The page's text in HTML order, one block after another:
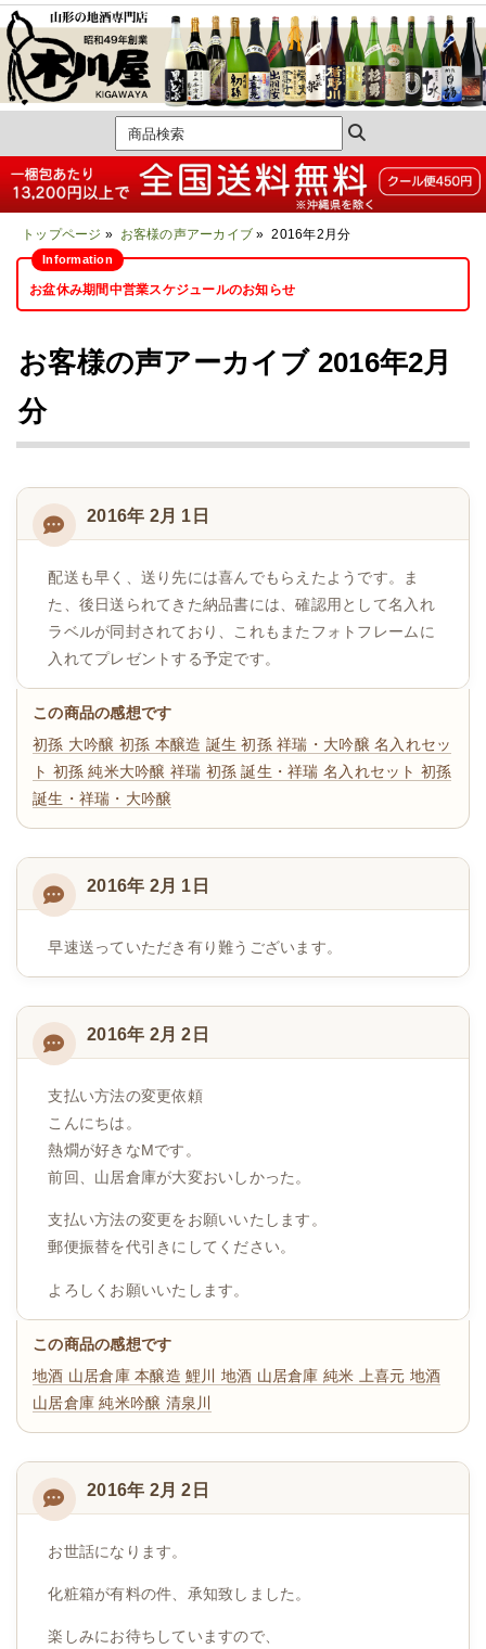
トップページ » お客様の声アーカイブ » 2016年2月分
お盆休み期間中営業スケジュールのお知らせ
お客様の声アーカイブ 2016年2月
分
2016年 2月 1日
配送も早く、送り先には喜んでもらえたようです。ま
た、後日送られてきた納品書には、確認用として名入れ
ラベルが同封されており、これもまたフォトフレームに
入れてプレゼントする予定です。
この商品の感想です
初孫 大吟醸 初孫 本醸造 誕生初孫 祥瑞・大吟醸 名入れセッ
ト 初孫 純米大吟醸 祥瑞 初孫 誕生・祥瑞 名入れセット 初孫
誕生・祥瑞・大吟醸
2016年 2月 1日
早速送っていただき有り難うございます。
2016年 2月 2日
支払い方法の変更依頼
こんにちは。
熱燗が好きなMです。
前回、山居倉庫が大変おいしかった。
支払い方法の変更をお願いいたします。
郵便振替を代引きにしてください。
よろしくお願いいたします。
この商品の感想です
地酒 山居倉庫 本醸造 鯉川 地酒 山居倉庫 純米 上喜元 地酒
山居倉庫 純米吟醸 清泉川
2016年 2月 2日
お世話になります。
化粧箱が有料の件、承知致しました。
楽しみにお待ちしていますので、